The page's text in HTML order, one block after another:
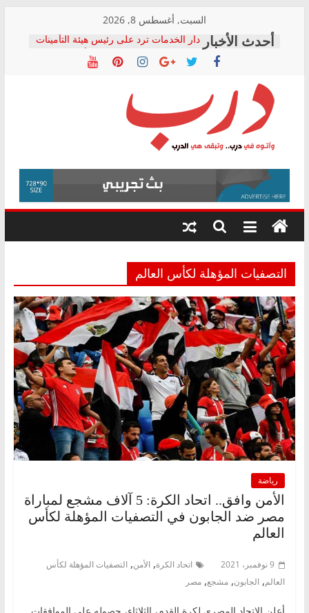
content
السبت, أغسطس 8, 2026
دار الخدمات ترد على رئيس هيئة التأمينات
بعد مؤتمره الصحفي: إنكار الأزمة لا ينهي
معاناة أصحاب المعاشات.. ونطالب بكشف
فرحات سليمان يكتب: القطاع الصحي إلى
أين؟
حزب التحالف الشعبي يطلق لجنة “الحق
في الصحة” بالإسكندرية لرصد الانتهاكات
ودعم المرضى
الوزاري لمدينة الصحفيين.. وانتهاء أعمال
إنشاء المبنى الإداري
المجلس القومي لحقوق الإنسان يعلن
متابعة قضية الدكتور محمد زهران.. ويؤكد:
قرينة البراءة وضمانات المحاكمة العادلة
درب
وأتوه
درب..
وتبقى
هي
التصفيات المؤهلة لكأس العالم
رياضة
الأمن وافق.. اتحاد الكرة: 5 آلاف مشجع لمباراة
مصر ضد الجابون في التصفيات المؤهلة لكأس
العالم
9 نوفمبر، 2021 اتحاد الكرة, الأمن, التصفيات المؤهلة لكأس
العالم, الجابون, مشجع, مصر